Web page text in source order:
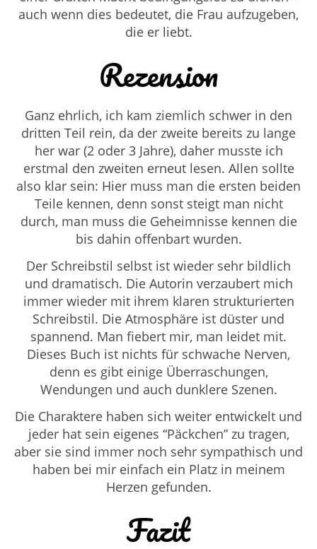
auch wenn dies bedeutet, die Frau aufzugeben,
die er liebt.
Rezension
Ganz ehrlich, ich kam ziemlich schwer in den
dritten Teil rein, da der zweite bereits zu lange
her war (2 oder 3 Jahre), daher musste ich
erstmal den zweiten erneut lesen. Allen sollte
also klar sein: Hier muss man die ersten beiden
Teile kennen, denn sonst steigt man nicht
durch, man muss die Geheimnisse kennen die
bis dahin offenbart wurden.
Der Schreibstil selbst ist wieder sehr bildlich
und dramatisch. Die Autorin verzaubert mich
immer wieder mit ihrem klaren strukturierten
Schreibstil. Die Atmosphäre ist düster und
spannend. Man fiebert mir, man leidet mit.
Dieses Buch ist nichts für schwache Nerven,
denn es gibt einige Überraschungen,
Wendungen und auch dunklere Szenen.
Die Charaktere haben sich weiter entwickelt und
jeder hat sein eigenes “Päckchen” zu tragen,
aber sie sind immer noch sehr sympathisch und
haben bei mir einfach ein Platz in meinem
Herzen gefunden.
Fazit